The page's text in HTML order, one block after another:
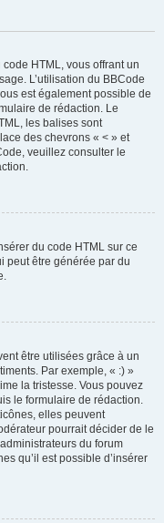
HTML, vous offrant un
L’utilisation du BBCode
est également possible de
de rédaction. Le
les balises sont
des chevrons « < » et
veuillez consulter le
du code HTML sur ce
peut être générée par du
être utilisées grâce à un
Par exemple, « :) »
la tristesse. Vous pouvez
le formulaire de rédaction.
elles peuvent
pourrait décider de le
du forum
qu’il est possible d’insérer